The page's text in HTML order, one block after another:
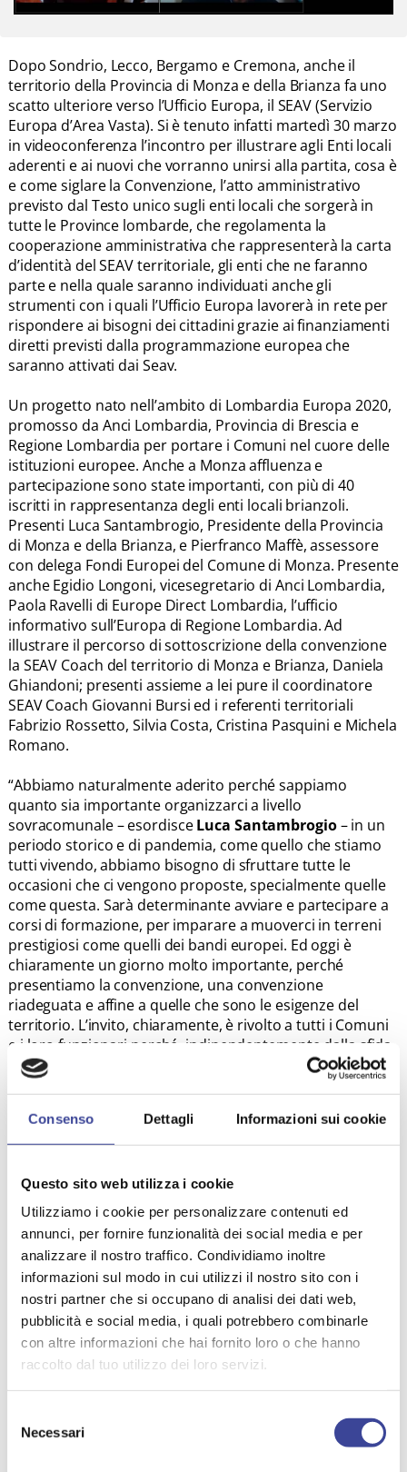
Consenso Dettagli Informazioni sui cookie
Questo sito web utilizza i cookie
Utilizziamo i cookie per personalizzare contenuti ed
annunci, per fornire funzionalità dei social media e per
analizzare il nostro traffico. Condividiamo inoltre
informazioni sul modo in cui utilizzi il nostro sito con i
nostri partner che si occupano di analisi dei dati web,
pubblicità e social media, i quali potrebbero combinarle
con altre informazioni che hai fornito loro o che hanno
raccolto dal tuo utilizzo dei loro servizi.
delNecessari
Dopo Sondrio, Lecco, Bergamo e Cremona, anche il
territorio della Provincia di Monza e della Brianza fa uno
scatto ulteriore verso l’Ufficio Europa, il SEAV (Servizio
Europa d’Area Vasta). Si è tenuto infatti martedì 30 marzo
in videoconferenza l’incontro per illustrare agli Enti locali
aderenti e ai nuovi che vorranno unirsi alla partita, cosa è
e come siglare la Convenzione, l’atto amministrativo
previsto dal Testo unico sugli enti locali che sorgerà in
tutte le Province lombarde, che regolamenta la
cooperazione amministrativa che rappresenterà la carta
d’identità del SEAV territoriale, gli enti che ne faranno
parte e nella quale saranno individuati anche gli
strumenti con i quali l’Ufficio Europa lavorerà in rete per
rispondere ai bisogni dei cittadini grazie ai finanziamenti
diretti previsti dalla programmazione europea che
saranno attivati dai Seav.
Un progetto nato nell’ambito di Lombardia Europa 2020,
promosso da Anci Lombardia, Provincia di Brescia e
Regione Lombardia per portare i Comuni nel cuore delle
istituzioni europee. Anche a Monza affluenza e
partecipazione sono state importanti, con più di 40
iscritti in rappresentanza degli enti locali brianzoli.
Presenti Luca Santambrogio, Presidente della Provincia
di Monza e della Brianza, e Pierfranco Maffè, assessore
con delega Fondi Europei del Comune di Monza. Presente
anche Egidio Longoni, vicesegretario di Anci Lombardia,
Paola Ravelli di Europe Direct Lombardia, l’ufficio
informativo sull’Europa di Regione Lombardia. Ad
illustrare il percorso di sottoscrizione della convenzione
la SEAV Coach del territorio di Monza e Brianza, Daniela
Ghiandoni; presenti assieme a lei pure il coordinatore
SEAV Coach Giovanni Bursi ed i referenti territoriali
Fabrizio Rossetto, Silvia Costa, Cristina Pasquini e Michela
Romano.
“Abbiamo naturalmente aderito perché sappiamo
quanto sia importante organizzarci a livello
sovracomunale – esordisceLuca Santambrogio– in un
periodo storico e di pandemia, come quello che stiamo
tutti vivendo, abbiamo bisogno di sfruttare tutte le
occasioni che ci vengono proposte, specialmente quelle
come questa. Sarà determinante avviare e partecipare a
corsi di formazione, per imparare a muoverci in terreni
prestigiosi come quelli dei bandi europei. Ed oggi è
chiaramente un giorno molto importante, perché
presentiamo la convenzione, una convenzione
riadeguata e affine a quelle che sono le esigenze del
territorio. L’invito, chiaramente, è rivolto a tutti i Comuni
e i loro funzionari perché, indipendentemente dalla sfida
e dai Fondi Europei, parliamo di un progetto che
permetterà alle nostre amministrazioni e ai loro
nuove competenze, capacità e qualità”.
si allinea sulla stessa lunghezza d’onda
– e che tanti comuni possano partecipare, aderire e
approvare la convenzione. Ringrazio tutti i sindaci e i
tecnici per la importante presenza, d’altronde sono loro
a costituire il cuore pulsante del progetto. In altri paesi
tanti comuni hanno saputo sfruttare in passato le
opportunità offerte dall’Europa, stavolta abbiamo noi
questa grande occasione: dobbiamo ragionare e lavorare
da squadra, come abbiamo già saputo dimostrare in altri
ambiti, confrontandoci col territorio per correre
nell’interesse dei cittadini”.
“Parliamo di un progetto – spiega il vicesegretario di Anci
– che dopo tanti incontri